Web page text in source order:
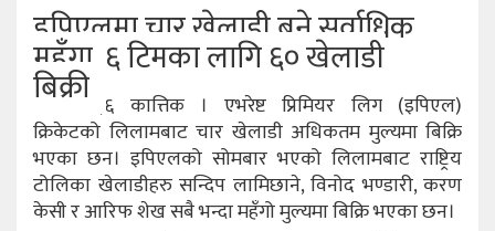
इपिएलमा चार खेलाडी बने सर्वाधिक
महँगा, ६ टिमका लागि ६० खेलाडी
बिक्री
काठमाडौं,६ कात्तिक । एभरेष्ट प्रिमियर लिग (इपिएल)
क्रिकेटको लिलामबाट चार खेलाडी अधिकतम मुल्यमा बिक्रि
भएका छन। इपिएलको सोमबार भएको लिलामबाट राष्ट्रिय
टोलिका खेलाडीहरु सन्दिप लामिछाने, विनोद भण्डारी, करण
केसी र आरिफ शेख सबै भन्दा महँगो मुल्यमा बिक्रि भएका छन।